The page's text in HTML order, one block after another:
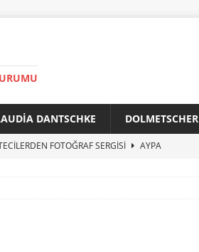
DANTSCHKE DOLMETSCHER
FOTOĞRAF SERGİSİ
AYPA